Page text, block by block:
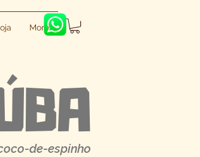
More
de-espinho